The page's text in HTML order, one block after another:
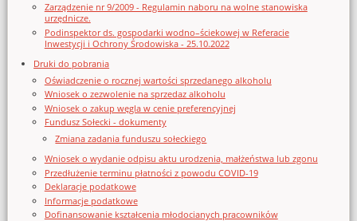
Zarządzenie nr 9/2009 - Regulamin naboru na wolne stanowiska
urzędnicze.
Podinspektor ds. gospodarki wodno–ściekowej w Referacie
Inwestycji i Ochrony Środowiska - 25.10.2022
Druki do pobrania
Oświadczenie o rocznej wartości sprzedanego alkoholu
Wniosek o zezwolenie na sprzedaz alkoholu
Wniosek o zakup węgla w cenie preferencyjnej
Fundusz Sołecki - dokumenty
Zmiana zadania funduszu sołeckiego
Wniosek o wydanie odpisu aktu urodzenia, małżeństwa lub zgonu
Przedłużenie terminu płatności z powodu COVID-19
Deklaracje podatkowe
Informacje podatkowe
Dofinansowanie kształcenia młodocianych pracowników